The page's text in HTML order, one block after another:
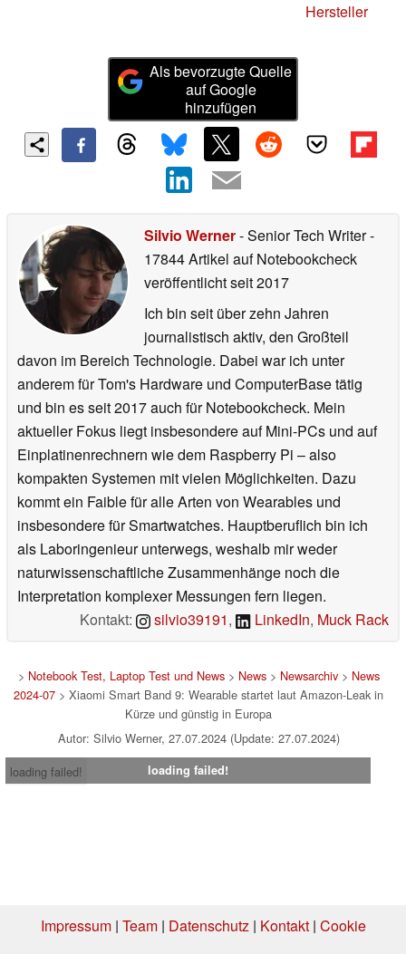
Hersteller
Als bevorzugte Quelle
auf Google
hinzufügen
Silvio Werner- Senior Tech Writer-
17844 Artikel auf Notebookcheck
veröffentlichtseit 2017
Ich bin seit über zehn Jahren
journalistisch aktiv, den Großteil
davon im Bereich Technologie. Dabei war ich unter
anderem für Tom's Hardware und ComputerBase tätig
und bin es seit 2017 auch für Notebookcheck. Mein
aktueller Fokus liegt insbesondere auf Mini-PCs und auf
Einplatinenrechnern wie dem Raspberry Pi – also
kompakten Systemen mit vielen Möglichkeiten. Dazu
kommt ein Faible für alle Arten von Wearables und
insbesondere für Smartwatches. Hauptberuflich bin ich
als Laboringenieur unterwegs, weshalb mir weder
naturwissenschaftliche Zusammenhänge noch die
Interpretation komplexer Messungen fern liegen.
Kontakt:
silvio39191, LinkedIn, Muck Rack
> Notebook Test, Laptop Test und News> News> Newsarchiv> News
2024-07 > Xiaomi Smart Band 9: Wearable startet laut Amazon-Leak in
Kürze und günstig in Europa
Autor: Silvio Werner, 27.07.2024 (Update: 27.07.2024)
loading failed!
loading failed!
Impressum| Team| Datenschutz| Kontakt| Cookie